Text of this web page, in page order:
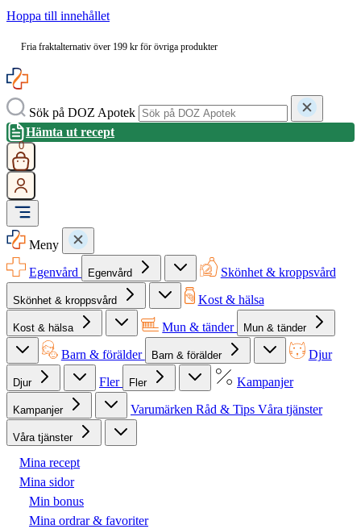
Hoppa till innehållet
Fria fraktalternativ över 199 kr för övriga produkter
Sök på DOZ Apotek
Hämta ut recept
0
Meny
Egenvård
Egenvård Skönhet & kroppsvård
Skönhet & kroppsvård Kost & hälsa
Kost & hälsa Mun & tänder Mun & tänder
Barn & förälder Barn & förälder Djur
Djur Fler Fler Kampanjer
Kampanjer Varumärken Råd & Tips Våra tjänster
Våra tjänster
Mina recept
Mina sidor
Min bonus
Mina ordrar & favoriter